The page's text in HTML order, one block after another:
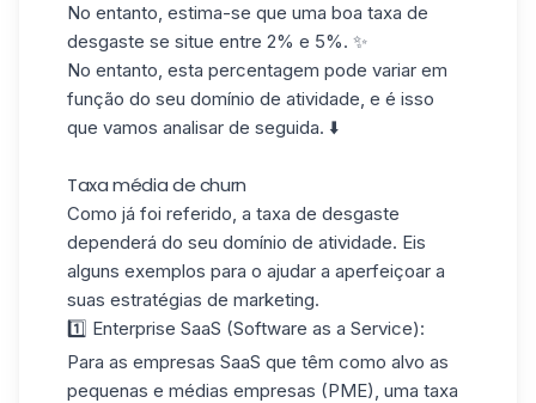
No entanto, estima-se que uma boa taxa de
desgaste se situe entre 2% e 5%. ✨
No entanto, esta percentagem pode variar em
função do seu domínio de atividade, e é isso
que vamos analisar de seguida. ⬇️
Taxa média de churn
Como já foi referido, a taxa de desgaste
dependerá do seu domínio de atividade. Eis
alguns exemplos para o ajudar a aperfeiçoar a
suas estratégias de marketing.
1️⃣ Enterprise SaaS (Software as a Service):
Para as empresas SaaS que têm como alvo as
pequenas e médias empresas (PME), uma taxa